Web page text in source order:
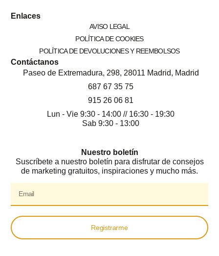
Enlaces
AVISO LEGAL
POLÍTICA DE COOKIES
POLÍTICA DE DEVOLUCIONES Y REEMBOLSOS
Contáctanos
Paseo de Extremadura, 298, 28011 Madrid, Madrid
687 67 35 75
915 26 06 81
Lun - Vie 9:30 - 14:00 // 16:30 - 19:30
Sab 9:30 - 13:00
Nuestro boletín
Suscríbete a nuestro boletín para disfrutar de consejos
de marketing gratuitos, inspiraciones y mucho más.
Registrarme